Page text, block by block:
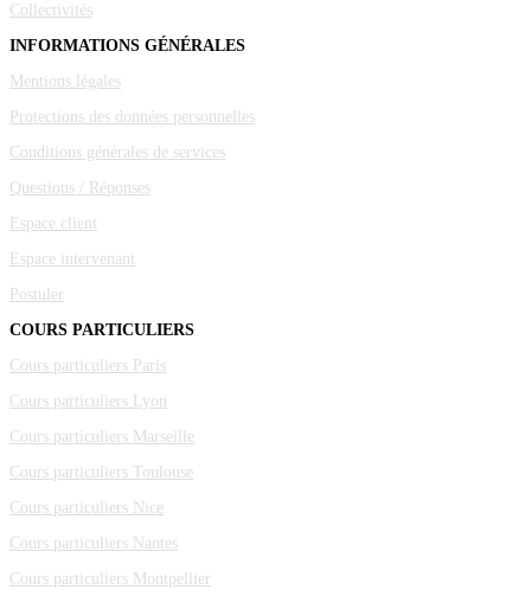
Collectivités
INFORMATIONS GÉNÉRALES
Mentions légales
Protections des données personnelles
Conditions générales de services
Questions / Réponses
Espace client
Espace intervenant
Postuler
COURS PARTICULIERS
Cours particuliers Paris
Cours particuliers Lyon
Cours particuliers Marseille
Cours particuliers Toulouse
Cours particuliers Nice
Cours particuliers Nantes
Cours particuliers Montpellier